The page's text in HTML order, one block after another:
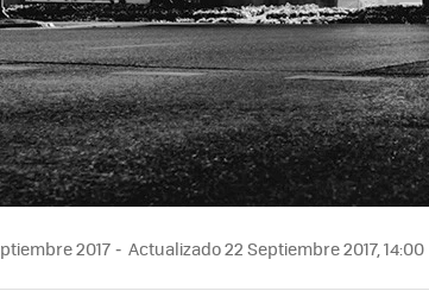
2017 Actualizado 22 Septiembre 2017, 14:00